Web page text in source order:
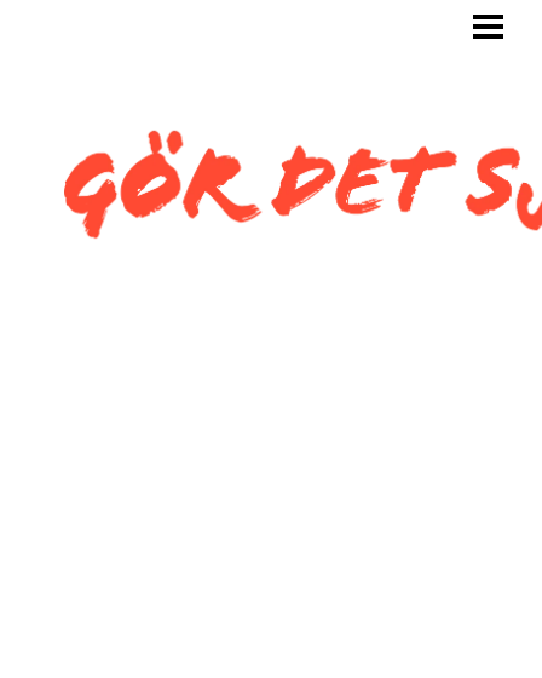
KAKLA SJÄLV
KAKLA TOALETT